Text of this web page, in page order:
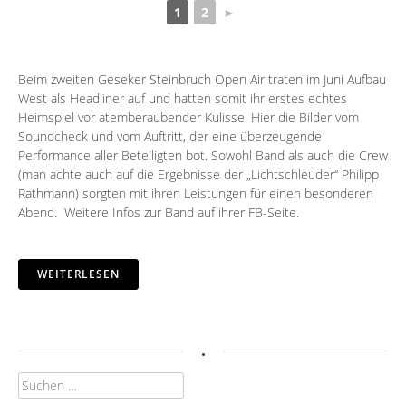
1 2 ►
Beim zweiten Geseker Steinbruch Open Air traten im Juni Aufbau
West als Headliner auf und hatten somit ihr erstes echtes
Heimspiel vor atemberaubender Kulisse. Hier die Bilder vom
Soundcheck und vom Auftritt, der eine überzeugende
Performance aller Beteiligten bot. Sowohl Band als auch die Crew
(man achte auch auf die Ergebnisse der „Lichtschleuder“ Philipp
Rathmann) sorgten mit ihren Leistungen für einen besonderen
Abend. Weitere Infos zur Band auf ihrer FB-Seite.
WEITERLESEN
.
Suchen
nach: